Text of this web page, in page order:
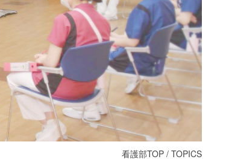
看護部TOP / TOPICS